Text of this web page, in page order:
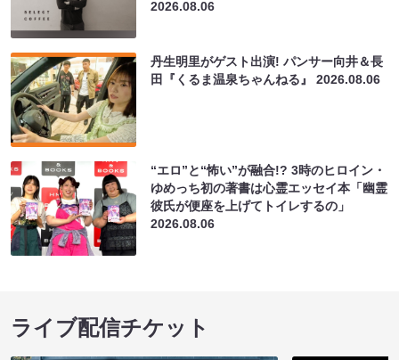
2026.08.06
丹生明里がゲスト出演! パンサー向井＆長
田『くるま温泉ちゃんねる』2026.08.06
“エロ”と“怖い”が融合!? 3時のヒロイン・
ゆめっち初の著書は心霊エッセイ本「幽霊
彼氏が便座を上げてトイレするの」
2026.08.06
ライブ配信チケット